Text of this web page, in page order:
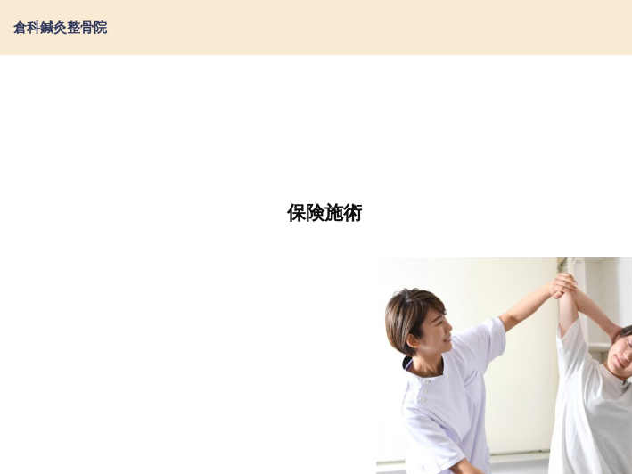
倉科鍼灸整骨院
保険施術